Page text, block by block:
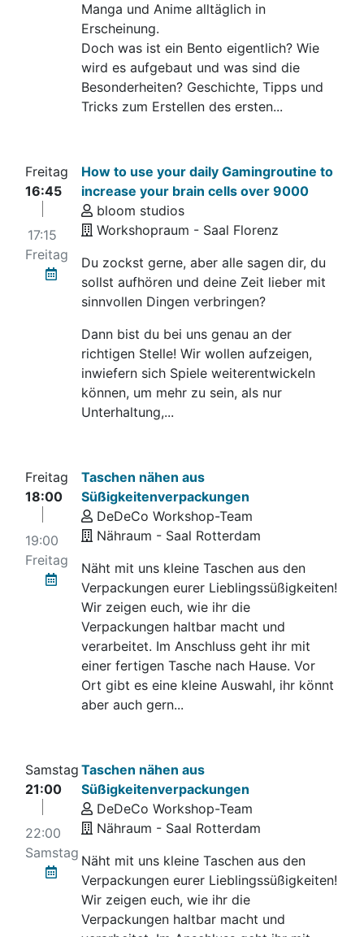
Manga und Anime alltäglich in
Erscheinung.
Doch was ist ein Bento eigentlich? Wie
wird es aufgebaut und was sind die
Besonderheiten? Geschichte, Tipps und
Tricks zum Erstellen des ersten...
Freitag
16:45
17:15
Freitag
How to use your daily Gamingroutine to
increase your brain cells over 9000
bloom studios
Workshopraum - Saal Florenz
Du zockst gerne, aber alle sagen dir, du
sollst aufhören und deine Zeit lieber mit
sinnvollen Dingen verbringen?
Dann bist du bei uns genau an der
richtigen Stelle! Wir wollen aufzeigen,
inwiefern sich Spiele weiterentwickeln
können, um mehr zu sein, als nur
Unterhaltung,...
Freitag
18:00
19:00
Freitag
Taschen nähen aus
Süßigkeitenverpackungen
DeDeCo Workshop-Team
Nähraum - Saal Rotterdam
Näht mit uns kleine Taschen aus den
Verpackungen eurer Lieblingssüßigkeiten!
Wir zeigen euch, wie ihr die
Verpackungen haltbar macht und
verarbeitet. Im Anschluss geht ihr mit
einer fertigen Tasche nach Hause. Vor
Ort gibt es eine kleine Auswahl, ihr könnt
aber auch gern...
Samstag
21:00
22:00
Samstag
Taschen nähen aus
Süßigkeitenverpackungen
DeDeCo Workshop-Team
Nähraum - Saal Rotterdam
Näht mit uns kleine Taschen aus den
Verpackungen eurer Lieblingssüßigkeiten!
Wir zeigen euch, wie ihr die
Verpackungen haltbar macht und